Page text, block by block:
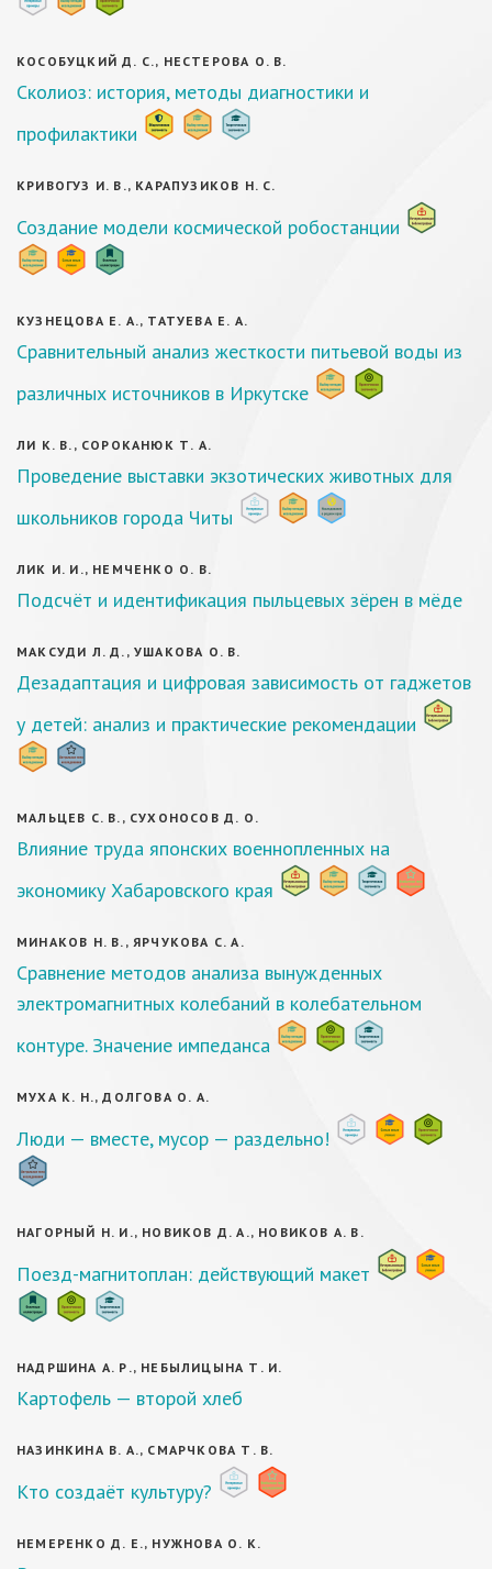
КОСОБУЦКИЙ Д. С., НЕСТЕРОВА О. В.
Сколиоз: история, методы диагностики и
профилактики
КРИВОГУЗ И. В., КАРАПУЗИКОВ Н. С.
Создание модели космической робостанции
КУЗНЕЦОВА Е. А., ТАТУЕВА Е. А.
Сравнительный анализ жесткости питьевой воды из
различных источников в Иркутске
ЛИ К. В., СОРОКАНЮК Т. А.
Проведение выставки экзотических животных для
школьников города Читы
ЛИК И. И., НЕМЧЕНКО О. В.
Подсчёт и идентификация пыльцевых зёрен в мёде
МАКСУДИ Л. Д., УШАКОВА О. В.
Дезадаптация и цифровая зависимость от гаджетов
у детей: анализ и практические рекомендации
МАЛЬЦЕВ С. В., СУХОНОСОВ Д. О.
Влияние труда японских военнопленных на
экономику Хабаровского края
МИНАКОВ Н. В., ЯРЧУКОВА С. А.
Сравнение методов анализа вынужденных
электромагнитных колебаний в колебательном
контуре. Значение импеданса
МУХА К. Н., ДОЛГОВА О. А.
Люди — вместе, мусор — раздельно!
НАГОРНЫЙ Н. И., НОВИКОВ Д. А., НОВИКОВ А. В.
Поезд-магнитоплан: действующий макет
НАДРШИНА А. Р., НЕБЫЛИЦЫНА Т. И.
Картофель — второй хлеб
НАЗИНКИНА В. А., СМАРЧКОВА Т. В.
Кто создаёт культуру?
НЕМЕРЕНКО Д. Е., НУЖНОВА О. К.